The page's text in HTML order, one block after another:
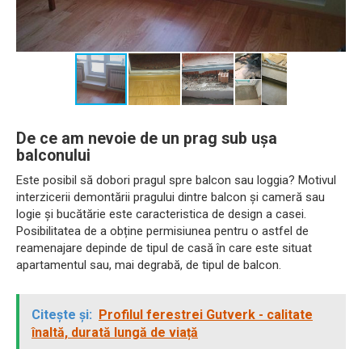
De ce am nevoie de un prag sub ușa
balconului
Este posibil să dobori pragul spre balcon sau loggia? Motivul
interzicerii demontării pragului dintre balcon și cameră sau
logie și bucătărie este caracteristica de design a casei.
Posibilitatea de a obține permisiunea pentru o astfel de
reamenajare depinde de tipul de casă în care este situat
apartamentul sau, mai degrabă, de tipul de balcon.
Citește și: Profilul ferestrei Gutverk - calitate
înaltă, durată lungă de viață